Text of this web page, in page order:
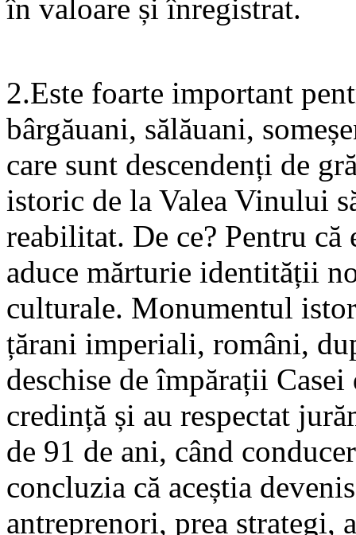
în valoare și înregistrat.
2.Este foarte important
bârgăuani, sălăuani,
care sunt descendenți de
istoric de la Valea Vinului
reabilitat. De ce? Pentru că
aduce mărturie identității
culturale. Monumentul
țărani imperiali, români,
deschise de împărații
credință și au respectat
de 91 de ani, când
concluzia că aceștia
antreprenori, prea strategi,